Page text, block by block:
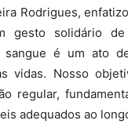
Rodrigues,
gesto solidário
sangue é um ato
vidas. Nosso
regular,
adequados ao